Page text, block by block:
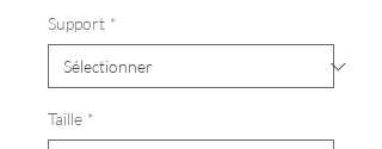
Support *
Taille *